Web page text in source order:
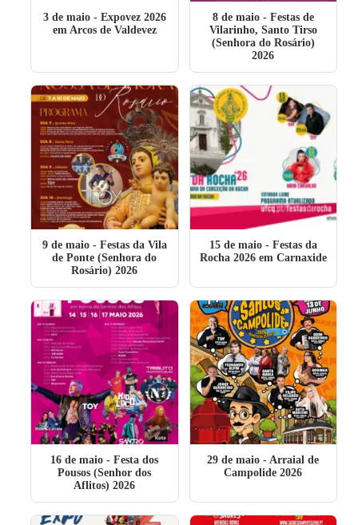
3 de maio- Expovez 2026
em Arcos de Valdevez
8 de maio- Festas de
Vilarinho, Santo Tirso
(Senhora do Rosário)
2026
9 de maio- Festas da Vila
de Ponte (Senhora do
Rosário) 2026
15 de maio- Festas da
Rocha 2026 em Carnaxide
16 de maio - Festa dos
Pousos (Senhor dos
Aflitos) 2026
29 de maio - Arraial de
Campolide 2026